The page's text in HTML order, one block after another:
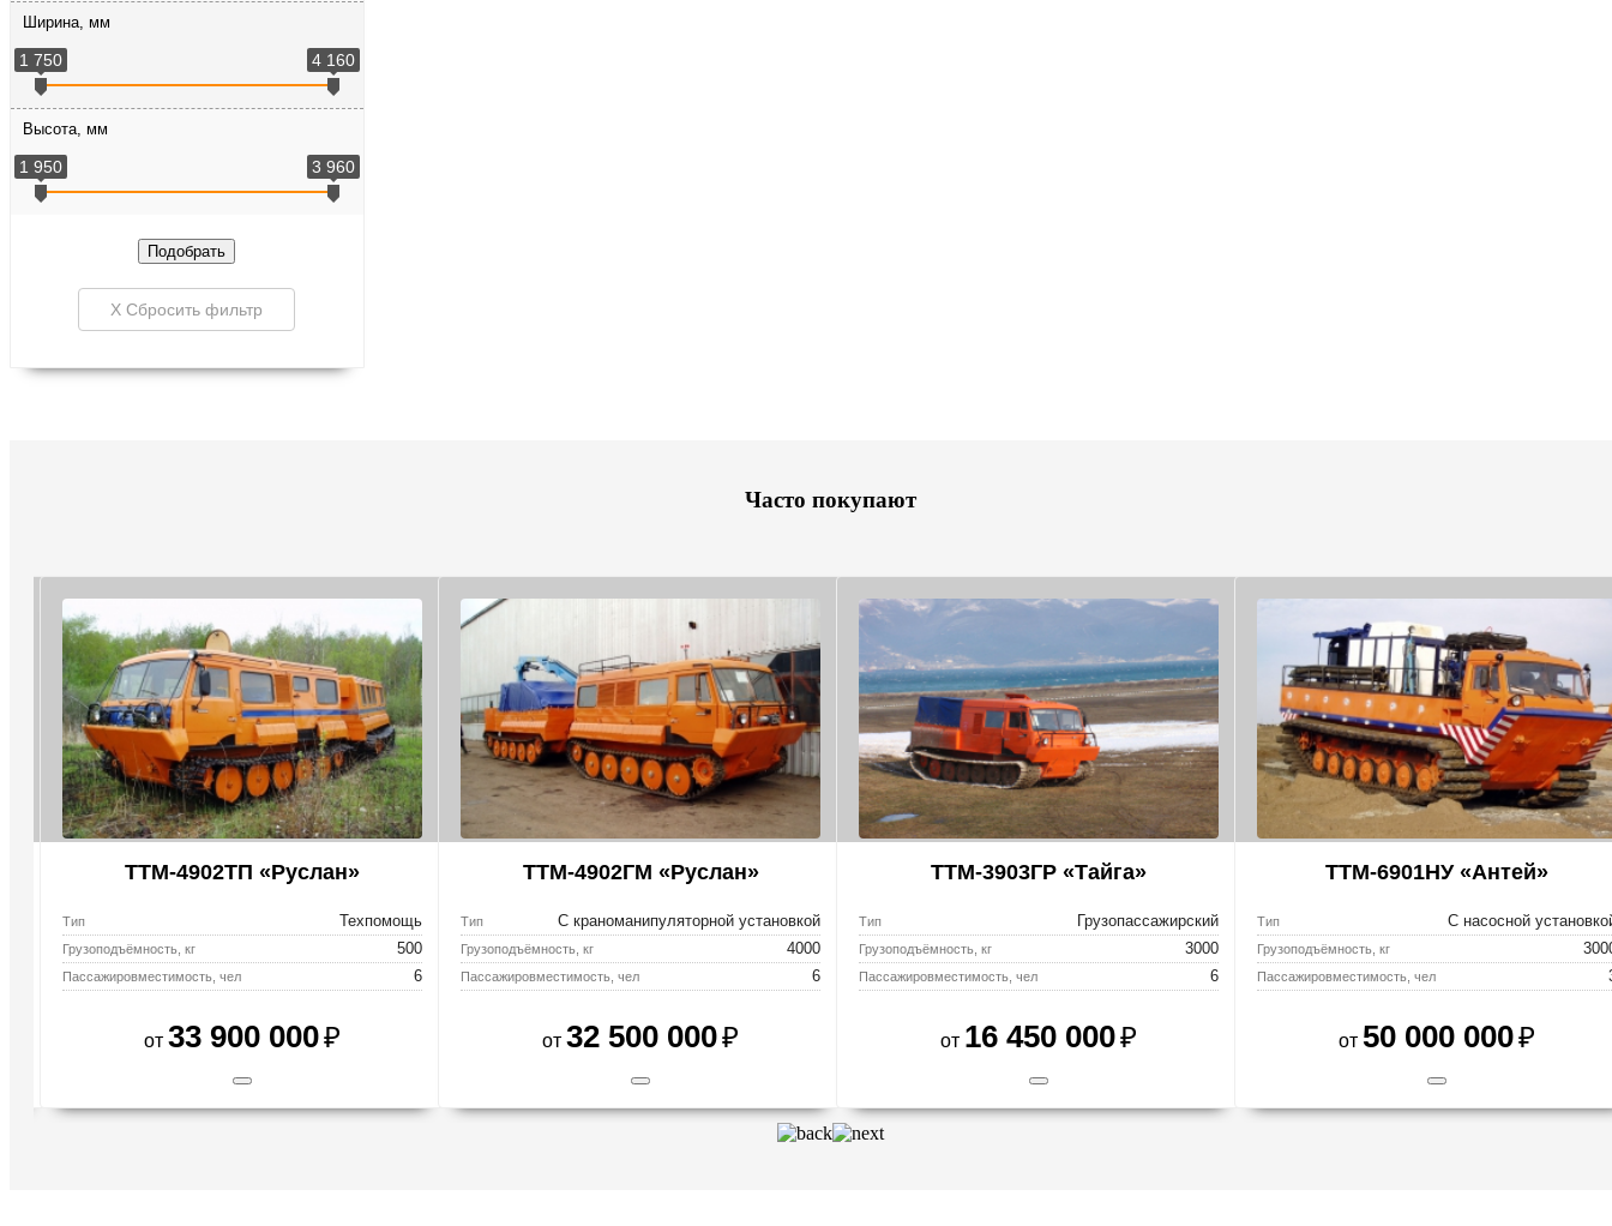
Ширина, мм
1 750 4 160
Высота, мм
1 950 3 960
Подобрать
X Сбросить фильтр
Часто покупают
ТТМ-4902ТП «Руслан»
Тип Техпомощь
Грузоподъёмность, кг 500
Пассажировместимость, чел 6
33 900 000
ТТМ-4902ГМ «Руслан»
Тип С краноманипуляторной установкой
Грузоподъёмность, кг 4000
Пассажировместимость, чел 6
32 500 000
ТТМ-3903ГР «Тайга»
Тип Грузопассажирский
Грузоподъёмность, кг 3000
Пассажировместимость, чел 6
16 450 000
ТТМ-6901НУ «Антей»
Тип С насосной
Грузоподъёмность, кг
Пассажировместимость, чел
50 000 000